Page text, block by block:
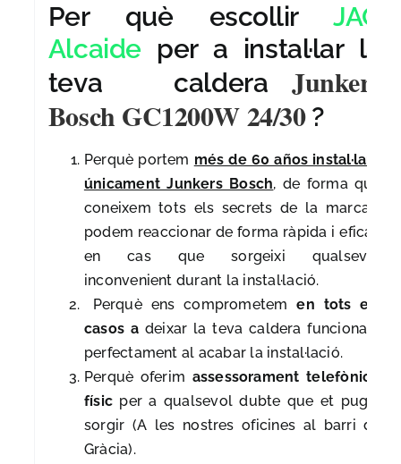
Per què escollirJAG
Alcaide per a instal·lar la
teva calderaJunkers
Bosch GC1200W 24/30?
Perquè portem més de 60 años instal·lant
únicament Junkers Bosch, de forma que
coneixem tots els secrets de la marca i
podem reaccionar de forma ràpida i eficaç
en cas que sorgeixi qualsevol
inconvenient durant la instal·lació.
Perquè ens comprometemen tots els
casos a deixar la teva caldera funcionant
perfectament al acabar la instal·lació.
Perquè oferim assessorament telefònic i
físic per a qualsevol dubte que et pugui
sorgir (A les nostres oficines al barri de
Gràcia).